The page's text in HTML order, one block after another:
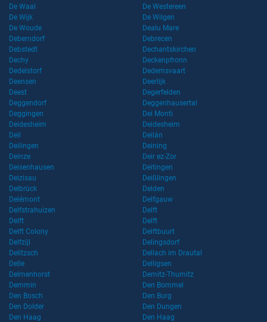
De Waal
De Westereen
De Wijk
De Wilgen
De Woude
Dealu Mare
Deberndorf
Debrecen
Debstedt
Dechantskirchen
Dechy
Deckenpfronn
Dedelstorf
Dedemsvaart
Deensen
Deerlijk
Deest
Degerfelden
Deggendorf
Deggenhausertal
Deggingen
Dei Monti
Deidesheim
Deidesheim
Deil
Deilán
Deilingen
Deining
Deinze
Deir ez-Zor
Deisenhausen
Deitingen
Deizisau
Deißlingen
Delbrück
Delden
Delémont
Delfgauw
Delfstrahuizen
Delft
Delft
Delft
Delft Colony
Delftbuurt
Delfzijl
Delingsdorf
Delitzsch
Dellach im Drautal
Delle
Delligsen
Delmenhorst
Demitz-Thumitz
Demmin
Den Bommel
Den Bosch
Den Burg
Den Dolder
Den Dungen
Den Haag
Den Haag